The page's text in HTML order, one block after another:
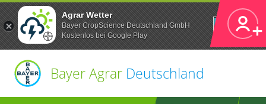
Agrar Wetter
Bayer CropScience Deutschland GmbH
Kostenlos bei Google Play
Öffnen
Bayer Agrar Deutschland